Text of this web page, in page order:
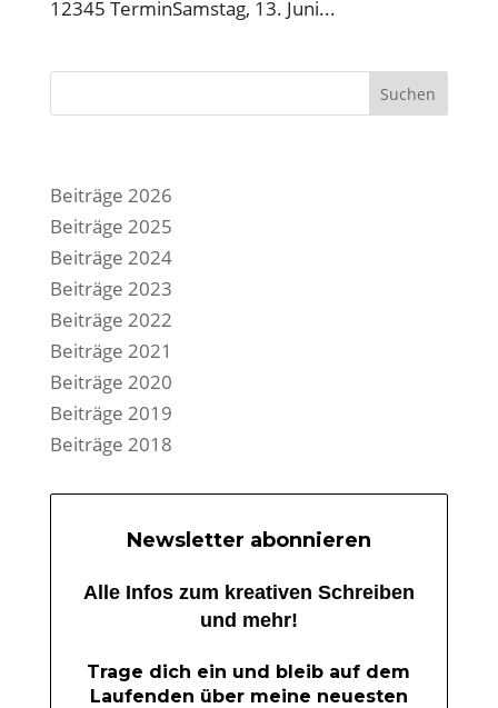
12345 TerminSamstag, 13. Juni...
Suchen
Beiträge 2026
Beiträge 2025
Beiträge 2024
Beiträge 2023
Beiträge 2022
Beiträge 2021
Beiträge 2020
Beiträge 2019
Beiträge 2018
Newsletter abonnieren
Alle Infos zum kreativen Schreiben
und mehr!
Trage dich ein und bleib auf dem
Laufenden über meine neuesten